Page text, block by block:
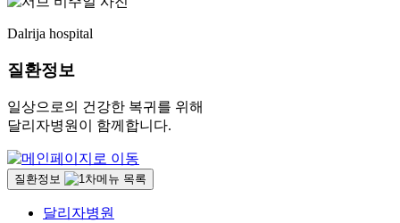
Dalrija hospital
질환정보
일상으로의 건강한 복귀를 위해
달리자병원이 함께합니다.
질환정보
달리자병원